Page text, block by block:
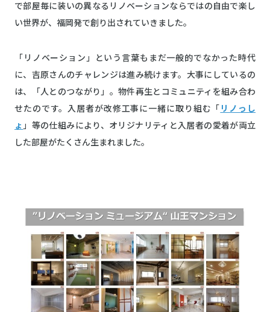
で部屋毎に装いの異なるリノベーションならではの自由で楽し
い世界が、福岡発で創り出されていきました。
「リノベーション」という言葉もまだ一般的でなかった時代
に、吉原さんのチャレンジは進み続けます。大事にしているの
は、「人とのつながり」。物件再生とコミュニティを組み合わ
せたのです。入居者が改修工事に一緒に取り組む「 リノっし
ょ 」等の仕組みにより、オリジナリティと入居者の愛着が両立
した部屋がたくさん生まれました。